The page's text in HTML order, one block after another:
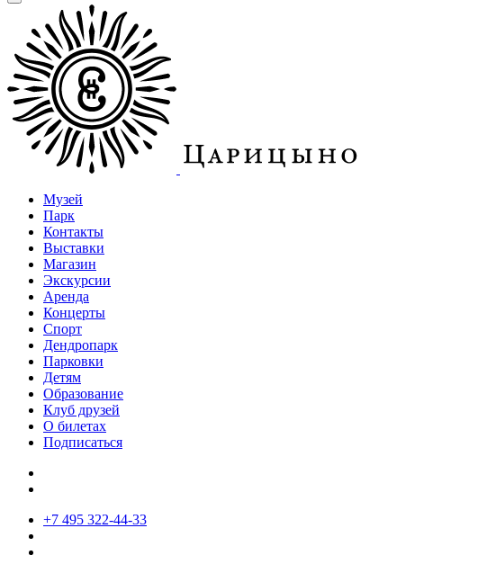
Музей
Парк
Контакты
Выставки
Магазин
Экскурсии
Аренда
Концерты
Спорт
Дендропарк
Парковки
Детям
Образование
Клуб друзей
О билетах
Подписаться
+7 495 322-44-33